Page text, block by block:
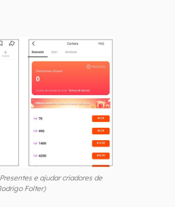
e ajudar criadores de
Folter)